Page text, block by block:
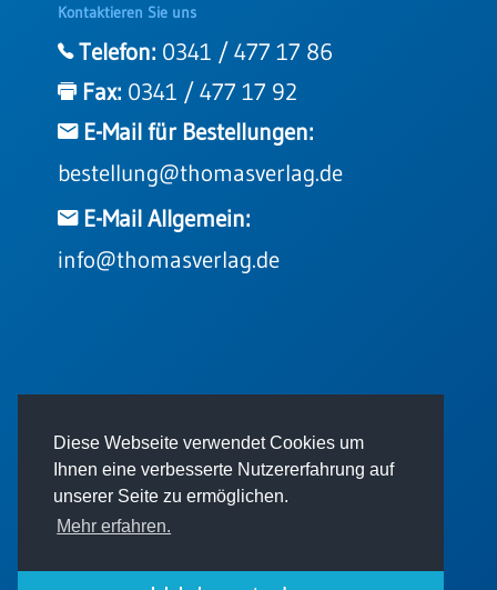
Diese Webseite verwendet Cookies um
Ihnen eine verbesserte Nutzererfahrung auf
unserer Seite zu ermöglichen.
Mehr erfahren.
Kontaktieren Sie uns
Telefon: 0341 / 477 17 86
Fax: 0341 / 477 17 92
E-Mail für Bestellungen:
bestellung@thomasverlag.de
E-Mail Allgemein:
info@thomasverlag.de